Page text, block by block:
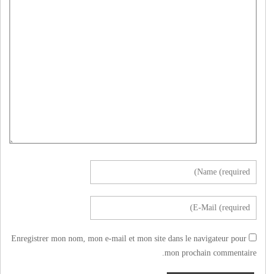
Enregistrer mon nom, mon e-mail et mon site dans le navigateur pour
mon prochain commentaire.